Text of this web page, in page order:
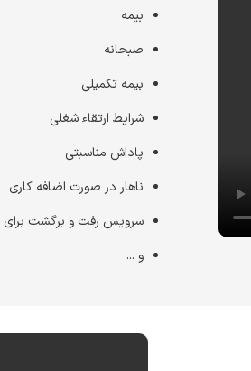
بیمه
صبحانه
بیمه تکمیلی
شرایط ارتقاء شغلی
پاداش مناسبتی
ناهار در صورت اضافه کاری
سرویس رفت و برگشت
و ...